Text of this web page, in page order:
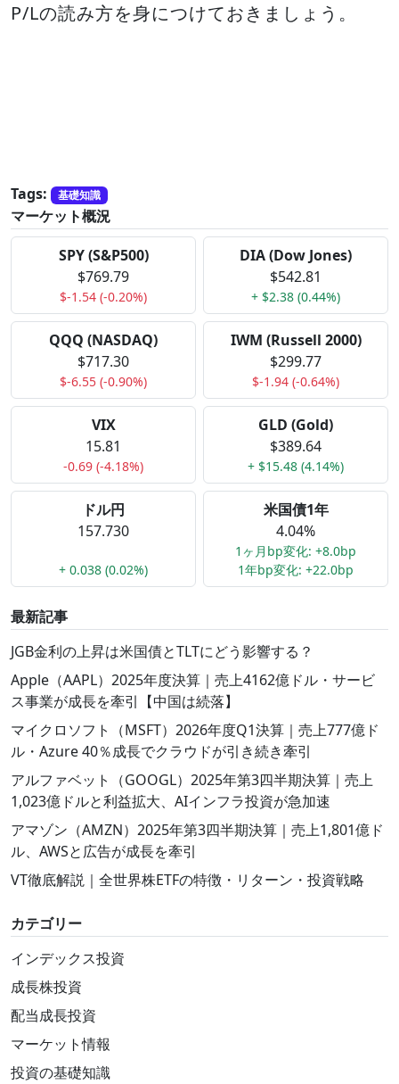
P/Lの読み方を身につけておきましょう。
Tags: 基礎知識
マーケット概況
SPY (S&P500)
$769.79
$-1.54 (-0.20%)
DIA (Dow Jones)
$542.81
+ $2.38 (0.44%)
QQQ (NASDAQ)
$717.30
$-6.55 (-0.90%)
IWM (Russell 2000)
$299.77
$-1.94 (-0.64%)
VIX
15.81
-0.69 (-4.18%)
GLD (Gold)
$389.64
+ $15.48 (4.14%)
ドル円
157.730
+ 0.038 (0.02%)
米国債1年
4.04%
1ヶ月bp変化: +8.0bp
1年bp変化: +22.0bp
最新記事
JGB金利の上昇は米国債とTLTにどう影響する？
Apple（AAPL）2025年度決算｜売上4162億ドル・サービ
ス事業が成長を牽引【中国は続落】
マイクロソフト（MSFT）2026年度Q1決算｜売上777億ド
ル・Azure 40％成長でクラウドが引き続き牽引
アルファベット（GOOGL）2025年第3四半期決算｜売上
1,023億ドルと利益拡大、AIインフラ投資が急加速
アマゾン（AMZN）2025年第3四半期決算｜売上1,801億ド
ル、AWSと広告が成長を牽引
VT徹底解説｜全世界株ETFの特徴・リターン・投資戦略
カテゴリー
インデックス投資
成長株投資
配当成長投資
マーケット情報
投資の基礎知識